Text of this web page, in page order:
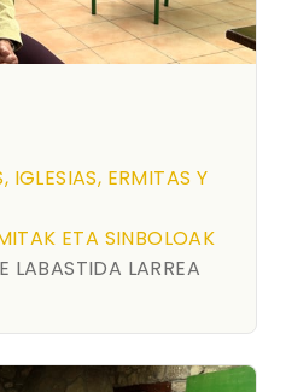
IGLESIAS, ERMITAS Y
ETA SINBOLOAK
LABASTIDA LARREA